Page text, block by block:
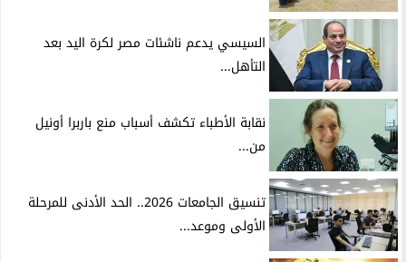
السيسي يدعم ناشئات مصر لكرة اليد بعد
التأهل...
نقابة الأطباء تكشف أسباب منع باربرا أونيل
من...
تنسيق الجامعات 2026.. الحد الأدنى للمرحلة
الأولى وموعد...